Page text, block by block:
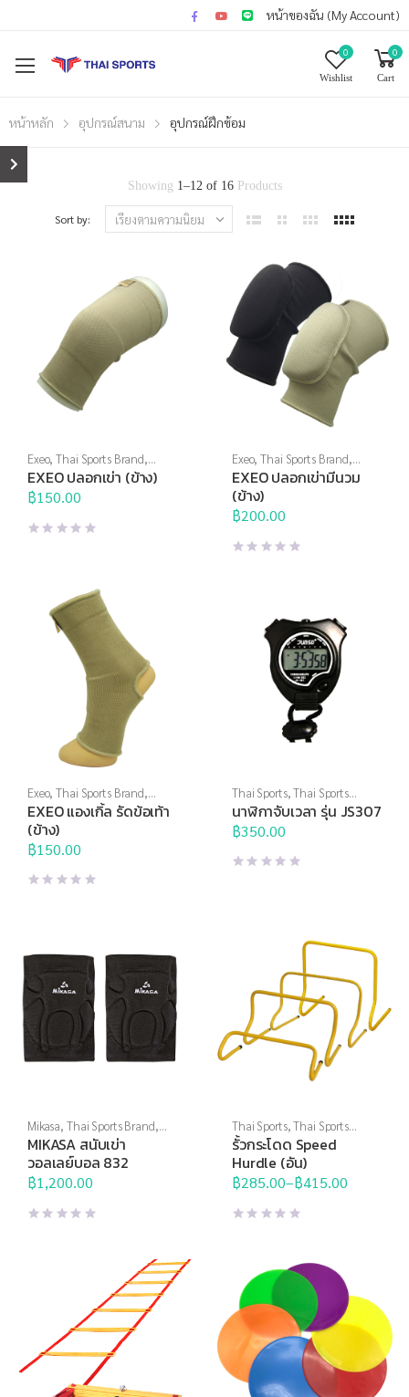
หน้าของฉัน (My Account)
0
Wishlist
0
Cart
หน้าหลัก อุปกรณ์สนาม อุปกรณ์ฝึกซ้อม
Showing 1–12of 16Products
Sort by:
Exeo,Thai Sports Brand,
อุปกรณ์ฝึกซ้อม,อุปกรณ์สนาม
EXEO ปลอกเข่า (ข้าง)
฿150.00
Exeo,Thai Sports Brand,
อุปกรณ์ฝึกซ้อม,อุปกรณ์สนาม
EXEO ปลอกเข่ามีนวม
(ข้าง)
฿200.00
Exeo,Thai Sports Brand,
อุปกรณ์ฝึกซ้อม,อุปกรณ์สนาม
EXEO แองเกิ้ล รัดข้อเท้า
(ข้าง)
฿150.00
Thai Sports,Thai Sports
Brand,อุปกรณ์ฝึกซ้อม อุปกรณ์
สนาม,อุปกรณ์สนามอื่นๆ
นาฬิกาจับเวลา รุ่น JS307
฿350.00
Mikasa, Thai Sports Brand,
อุปกรณ์ฝึกซ้อม, อุปกรณ์สนาม
อื่นๆ
MIKASA สนับเข่า
วอลเลย์บอล 832
฿1,200.00
Thai Sports,Thai Sports
Brand,อุปกรณ์ฝึกซ้อม
สนาม,อุปกรณ์สนามอื่นๆ
รั้วกระโดด Speed
Hurdle (อัน)
฿285.00–฿415.00
Price
range:
฿285.00